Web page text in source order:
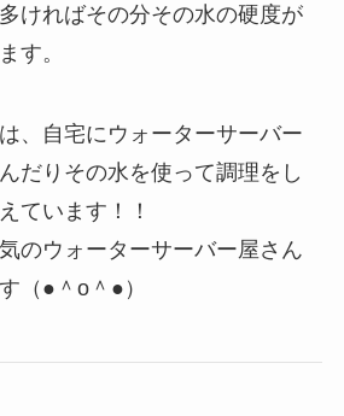
ければその分その水の硬度が
す。
、自宅にウォーターサーバー
だりその水を使って調理をし
ています！！
のウォーターサーバー屋さん
（●＾o＾●）